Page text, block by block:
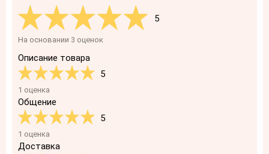
5
На основании 3 оценок
Описание товара
5
1 оценка
Общение
5
1 оценка
Доставка